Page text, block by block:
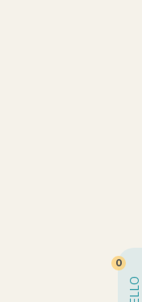
la più
di
ideali per
con
0